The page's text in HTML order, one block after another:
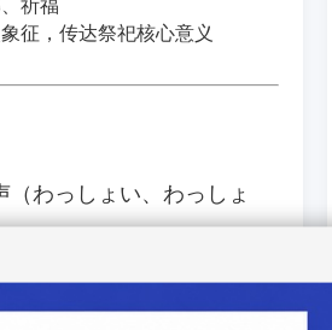
祈福
征，传达祭祀核心意义
（わっしょい、わっしょ